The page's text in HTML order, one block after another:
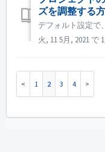
ズを調整する
火, 11 5月, 2021 で
1 2 3 4